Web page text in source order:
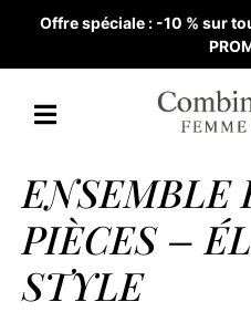
Offre spéciale : -10 % sur
ENSEMBLE
PIÈCES –
STYLE